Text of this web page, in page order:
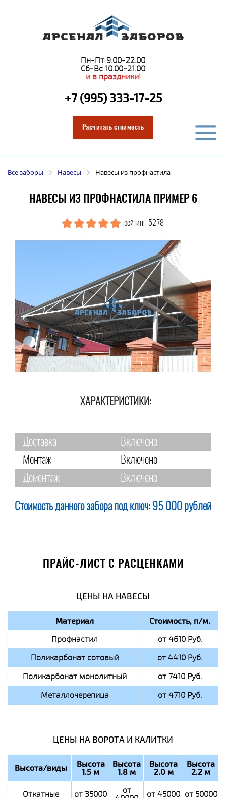
Пн-Пт 9.00-22.00
Сб-Вс 10.00-21.00
и в праздники!
+7 (995) 333-17-25
Расчитать стоимость
Все заборы Навесы Навесы из профнастила
НАВЕСЫ ИЗ ПРОФНАСТИЛА ПРИМЕР 6
рейтинг: 5278
ХАРАКТЕРИСТИКИ:
Доставка
Включено
Монтаж
Включено
Демонтаж
Включено
Стоимость данного забора под ключ: 95 000 рублей
ПРАЙС-ЛИСТ С РАСЦЕНКАМИ
ЦЕНЫ НА НАВЕСЫ
Материал Стоимость, п/м.
Профнастил
от 4610 Руб.
Поликарбонат сотовый
от 4410 Руб.
Поликарбонат монолитный
от 7410 Руб.
Металлочерепица
от 4710 Руб.
ЦЕНЫ НА ВОРОТА И КАЛИТКИ
Высота/виды Высота
1.5 м
Высота
1.8 м
Высота
2.0 м
Высота
2.2 м
Откатные от 35000 от от 45000 от 50000